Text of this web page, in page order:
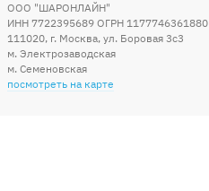
ООО "ШАРОНЛАЙН"
ИНН 7722395689 ОГРН 1177746361880
111020, г. Москва, ул. Боровая 3c3
м. Электрозаводская
м. Семеновская
посмотреть на карте